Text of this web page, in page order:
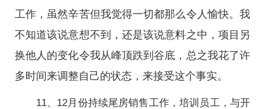
工作，虽然辛苦但我觉得一切都那么令人愉快。我
不知道该说意想不到，还是该说意料之中，项目另
换他人的变化令我从峰顶跌到谷底，总之我花了许
多时间来调整自己的状态，来接受这个事实。
11、12月份持续尾房销售工作，培训员工，与开